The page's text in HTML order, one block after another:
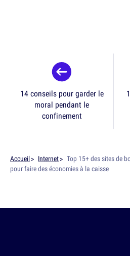
14 conseils pour garder le
moral pendant le
confinement
Accueil Internet
Top 15+ des sites de
pour faire des économies à la caisse